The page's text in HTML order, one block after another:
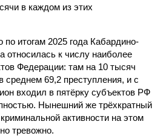
в каждом из этих
итогам 2025 года Кабардино-
относилась к числу наиболее
Федерации: там на 10 тысяч
среднем 69,2 преступления, и с
входил в пятёрку субъектов РФ
Нынешний же трёхкратный
активности на этом
тревожно.